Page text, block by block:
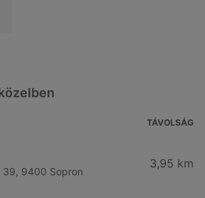
TÁVOLSÁG
39, 9400 Sopron
3,95 km